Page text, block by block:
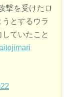
撃を受けたロ
とするウラ
ていたこと